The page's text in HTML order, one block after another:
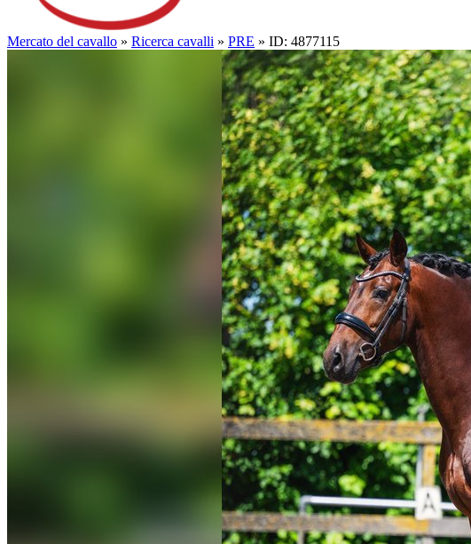
Mercato del cavallo » Ricerca cavalli » PRE » ID: 4877115